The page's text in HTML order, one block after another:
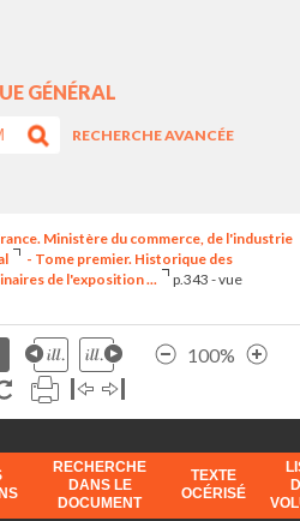
GÉNÉRAL
RECHERCHE AVANCÉE
Ministère du commerce, de l'industrie
- Tome premier. Historique des
de l'exposition ...
p.343 - vue
100%
RECHERCHE
DANS LE
DOCUMENT
TEXTE
OCÉRISÉ